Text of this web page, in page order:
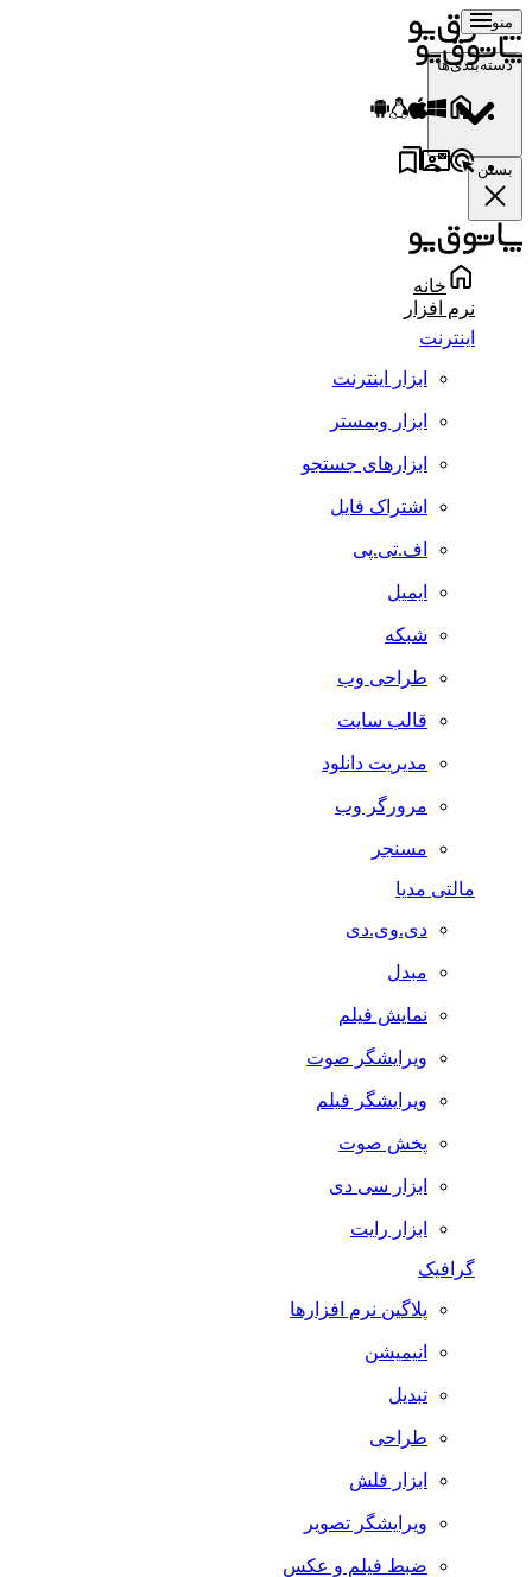
منو
دسته‌بندی‌ها
بستن
خانه
نرم افزار
اینترنت
ابزار اینترنت
ابزار وبمستر
ابزارهای جستجو
اشتراک فایل
اف.تی.پی
ایمیل
شبکه
طراحی وب
قالب سایت
مدیریت دانلود
مرورگر وب
مسنجر
مالتی مدیا
دی.وی.دی
مبدل
نمایش فیلم
ویرایشگر صوت
ویرایشگر فیلم
پخش صوت
ابزار سی دی
ابزار رایت
گرافیک
پلاگین نرم افزارها
انیمیشن
تبدیل
طراحی
ابزار فلش
ویرایشگر تصویر
ضبط فيلم و عكس